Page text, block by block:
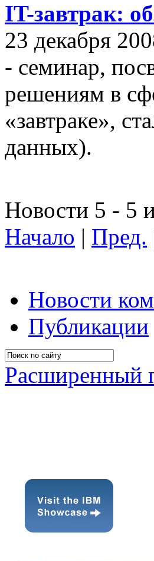
IT-завтрак:
23 декабря
- семинар,
решениям в
«завтраке»,
данных).
Новости 5 - 5
Начало | Пред.
Новости
Публикации
Расширенный